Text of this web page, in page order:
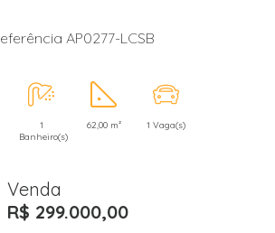
AP0277-LCSB
1
Banheiro(s)
62,00 m² 1 Vaga(s)
Venda
R$ 299.000,00